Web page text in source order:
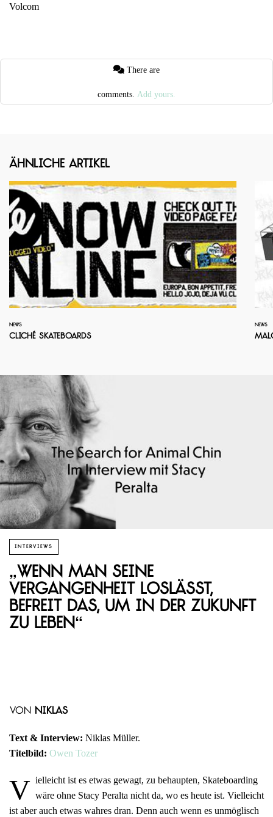
Volcom
comments. Add yours.
Ähnliche Artikel
NEWS
Cliché Skateboards
NEWS
INTERVIEWS
„Wenn man seine
Vergangenheit loslässt,
befreit das, um in der Zukunft
zu leben“
von Niklas
Text & Interview: Niklas Müller.
Titelbild: Owen Tozer
V ielleicht ist es etwas gewagt, zu behaupten, Skateboarding
wäre ohne Stacy Peralta nicht da, wo es heute ist. Vielleicht
ist aber auch etwas wahres dran. Denn auch wenn es unmöglisch